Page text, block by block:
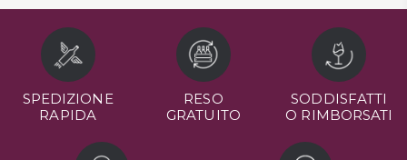
SPEDIZIONE
RAPIDA
RESO
GRATUITO
SODDISFATTI
O RIMBORSATI